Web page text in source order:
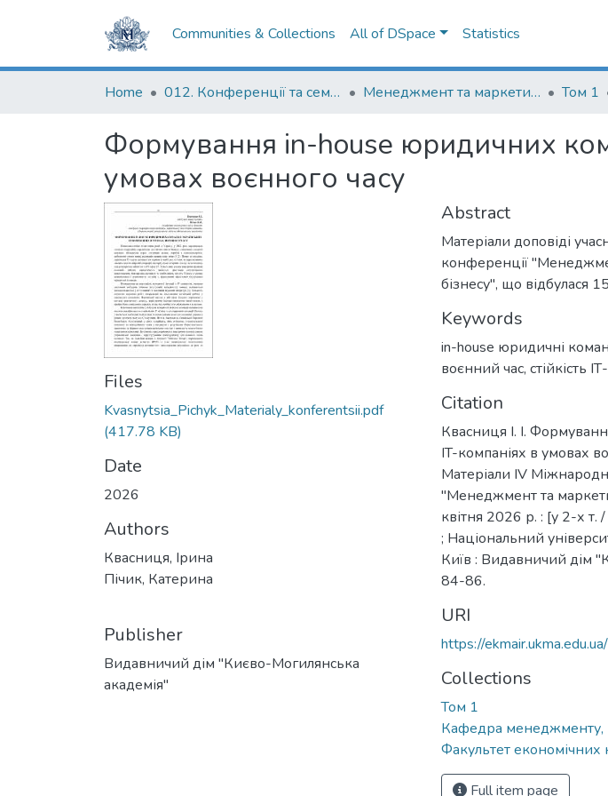
Communities & Collections All of DSpace Statistics
Home 012. Конференції та семінари НаУКМА Менеджмент та маркетинг як фактори розвитку бізнесу : матеріали ІV Міжнародної науково-практичної конференції 15-17 квітня 2026 р. Том 1
Формування in-house юридичних
умовах воєнного часу
Files
Kvasnytsia_Pichyk_Materialy_konferentsii.pdf
(417.78 KB)
Date
2026
Authors
Квасниця, Ірина
Пічик, Катерина
Publisher
Видавничий дім "Києво-Могилянська
академія"
Abstract
Матеріали доповіді
конференції
бізнесу", що відбулася
Keywords
in-house юридичні
воєнний час, стійкість
Citation
Квасниця І. І.
IT-компаніях в умовах
Матеріали ІV
"Менеджмент та
квітня 2026 р. : [у 2-х т.
; Національний
Київ : Видавничий дім
84-86.
URI
https://
Collections
Том 1
Кафедра менеджменту,
Факультет економічних
Full item page